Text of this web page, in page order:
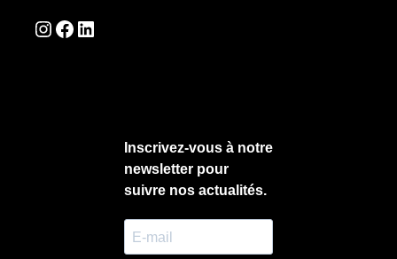
Instagram
Facebook
LinkedIn